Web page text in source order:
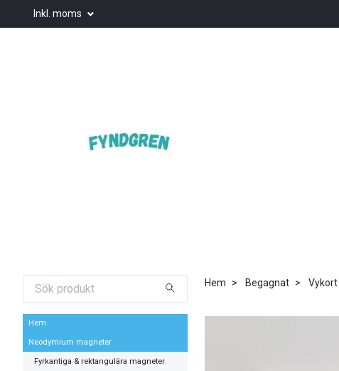
Inkl. moms
Hem
Neodymium magneter
Fyrkantiga & rektangulära magneter
Hem Begagnat Vykort